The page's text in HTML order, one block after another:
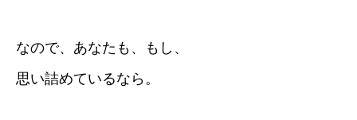
なので、あなたも、もし、
思い詰めているなら。